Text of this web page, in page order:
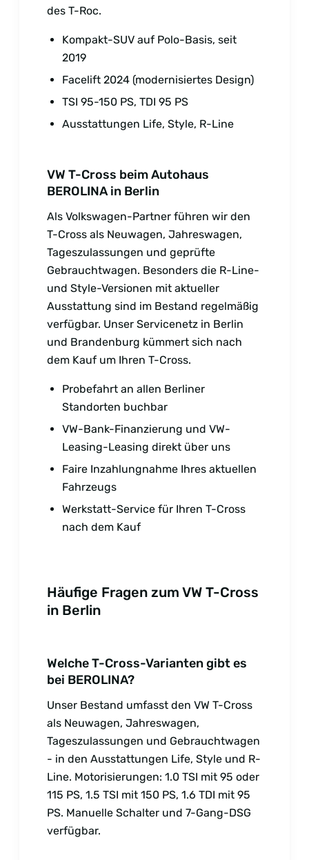
des T-Roc.
Kompakt-SUV auf Polo-Basis, seit
2019
Facelift 2024 (modernisiertes Design)
TSI 95-150 PS, TDI 95 PS
Ausstattungen Life, Style, R-Line
VW T-Cross beim Autohaus
BEROLINA in Berlin
Als Volkswagen-Partner führen wir den
T-Cross als Neuwagen, Jahreswagen,
Tageszulassungen und geprüfte
Gebrauchtwagen. Besonders die R-Line-
und Style-Versionen mit aktueller
Ausstattung sind im Bestand regelmäßig
verfügbar. Unser Servicenetz in Berlin
und Brandenburg kümmert sich nach
dem Kauf um Ihren T-Cross.
Probefahrt an allen Berliner
Standorten buchbar
VW-Bank-Finanzierung und VW-
Leasing-Leasing direkt über uns
Faire Inzahlungnahme Ihres aktuellen
Fahrzeugs
Werkstatt-Service für Ihren T-Cross
nach dem Kauf
Häufige Fragen zum VW T-Cross
in Berlin
Welche T-Cross-Varianten gibt es
bei BEROLINA?
Unser Bestand umfasst den VW T-Cross
als Neuwagen, Jahreswagen,
Tageszulassungen und Gebrauchtwagen
- in den Ausstattungen Life, Style und R-
Line. Motorisierungen: 1.0 TSI mit 95 oder
115 PS, 1.5 TSI mit 150 PS, 1.6 TDI mit 95
PS. Manuelle Schalter und 7-Gang-DSG
verfügbar.